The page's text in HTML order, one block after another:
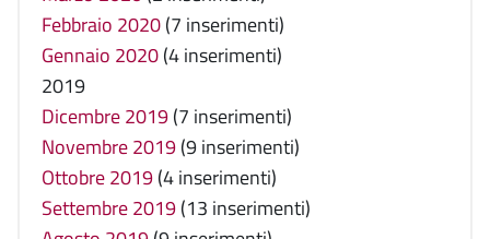
Febbraio 2020(7 inserimenti)
Gennaio 2020(4 inserimenti)
2019
Dicembre 2019(7 inserimenti)
Novembre 2019(9 inserimenti)
Ottobre 2019(4 inserimenti)
Settembre 2019(13 inserimenti)